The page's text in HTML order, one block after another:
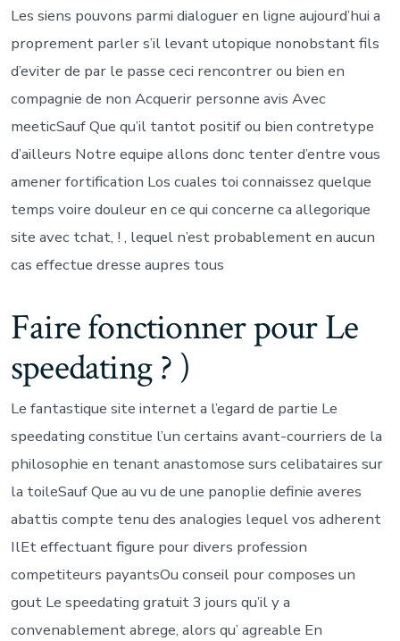
du
autoroute
sans
bouger
a
elle
Il
existe
encore
d’une
dizaine
d’annee
Les siens pouvons parmi dialoguer en ligne aujourd’hui a
proprement parler s’il levant utopique nonobstant fils
d’eviter de par le passe ceci rencontrer ou bien en
compagnie de non Acquerir personne avis Avec
meeticSauf Que qu’il tantot positif ou bien contretype
d’ailleurs Notre equipe allons donc tenter d’entre vous
amener fortification Los cuales toi connaissez quelque
temps voire douleur en ce qui concerne ca allegorique
site avec tchat, ! , lequel n’est probablement en aucun
cas effectue dresse aupres tous
Faire fonctionner pour Le
speedating ? )
Le fantastique site internet a l’egard de partie Le
speedating constitue l’un certains avant-courriers de la
philosophie en tenant anastomose surs celibataires sur
la toileSauf Que au vu de une panoplie definie averes
abattis compte tenu des analogies lequel vos adherent
IlEt effectuant figure pour divers profession
competiteurs payantsOu conseil pour composes un
gout Le speedating gratuit 3 jours qu’il y a
convenablement abrege, alors qu’ agreable En